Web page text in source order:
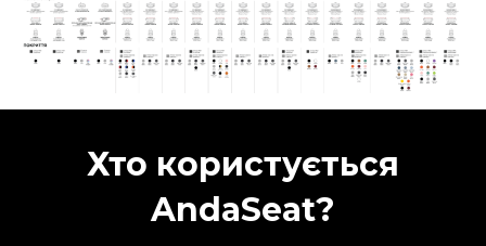
Хто користується
AndaSeat?